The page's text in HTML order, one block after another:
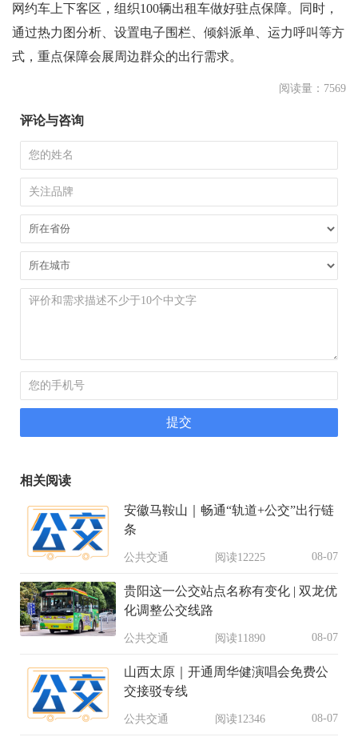
网约车上下客区，组织100辆出租车做好驻点保障。同时，
通过热力图分析、设置电子围栏、倾斜派单、运力呼叫等方
式，重点保障会展周边群众的出行需求。
阅读量：7569
评论与咨询
相关阅读
安徽马鞍山｜畅通“轨道+公交”出行链
条
公共交通 阅读12225 08-07
贵阳这一公交站点名称有变化 | 双龙优
化调整公交线路
公共交通 阅读11890 08-07
山西太原｜开通周华健演唱会免费公
交接驳专线
公共交通 阅读12346 08-07